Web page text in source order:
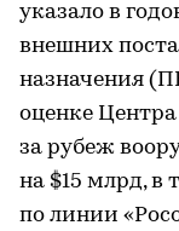
указало в
внешних
назначения
оценке
за рубеж
на $15 млрд, в
по линии